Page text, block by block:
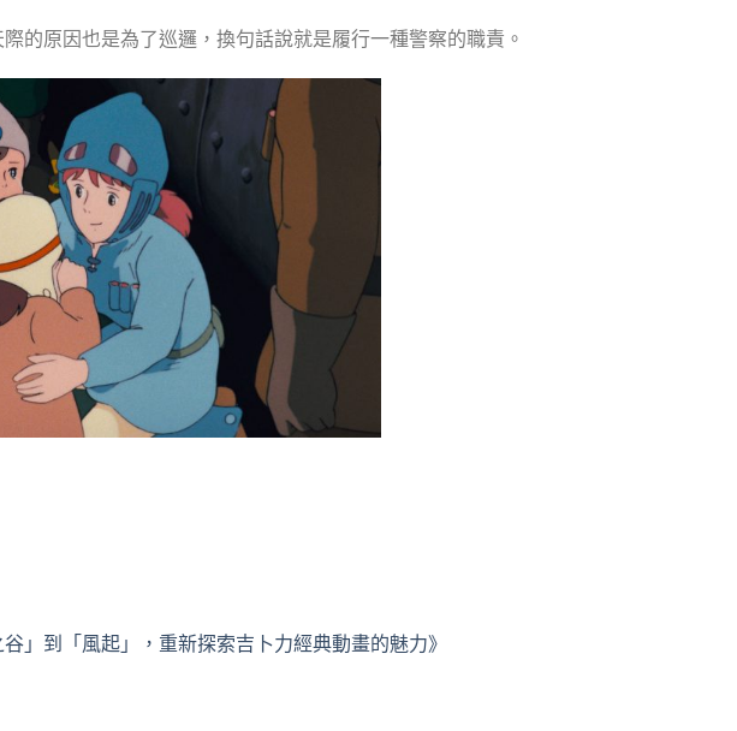
的原因也是為了巡邏，換句話說就是履行一種警察的職責。
」到「風起」，重新探索吉卜力經典動畫的魅力》